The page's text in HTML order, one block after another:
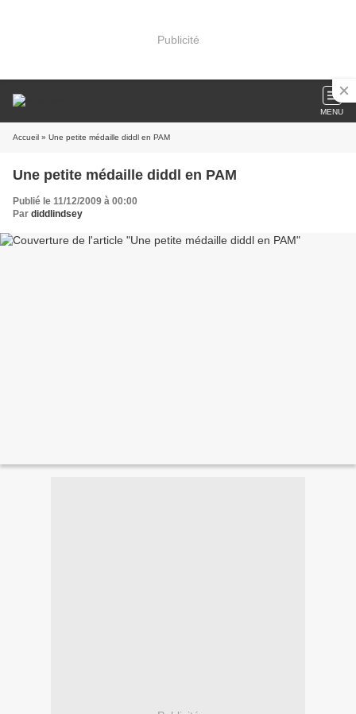
Publicité
MENU
Accueil » Une petite médaille diddl en PAM
Une petite médaille diddl en PAM
Publié le 11/12/2009 à 00:00
Par diddlindsey